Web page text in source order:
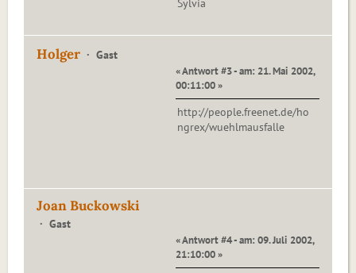
Sylvia
Holger Gast
« Antwort #3 - am: 21. Mai 2002,
00:11:00 »
http://people.freenet.de/ho
ngrex/wuehlmausfalle
Joan Buckowski
Gast
« Antwort #4 - am: 09. Juli 2002,
21:10:00 »